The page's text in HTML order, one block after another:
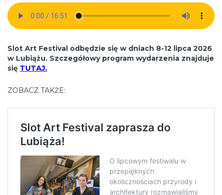
Slot Art Festival odbędzie się w dniach 8-12 lipca 2026
w Lubiążu. Szczegółowy program wydarzenia znajduje
się TUTAJ.
ZOBACZ TAKŻE: